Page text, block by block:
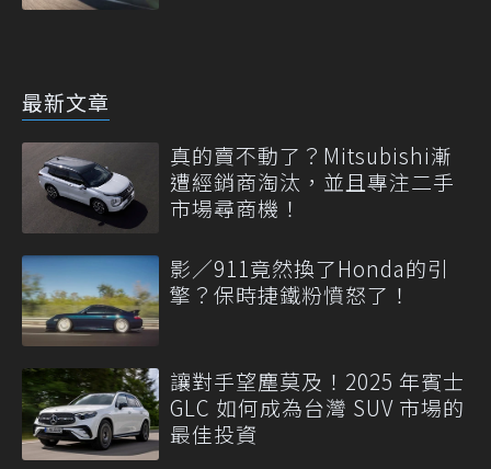
最新文章
真的賣不動了？Mitsubishi漸
遭經銷商淘汰，並且專注二手
市場尋商機！
影／911竟然換了Honda的引
擎？保時捷鐵粉憤怒了！
讓對手望塵莫及！2025 年賓士
GLC 如何成為台灣 SUV 市場的
最佳投資